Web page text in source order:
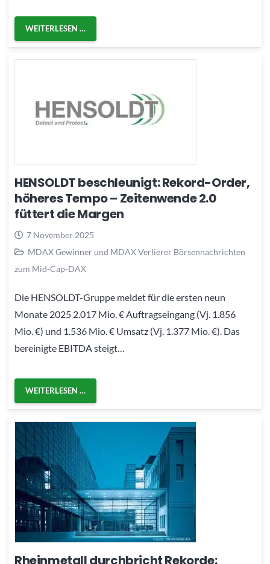
WEITERLESEN …
HENSOLDT beschleunigt: Rekord-Order,
höheres Tempo – Zeitenwende 2.0
füttert die Margen
7 November 2025
MDAX Gewinner und MDAX Verlierer Börsennachrichten
zum Mid-Cap-DAX
Die HENSOLDT-Gruppe meldet für die ersten neun
Monate 2025 2.017 Mio. € Auftragseingang (Vj. 1.856
Mio. €) und 1.536 Mio. € Umsatz (Vj. 1.377 Mio. €). Das
bereinigte EBITDA steigt…
WEITERLESEN …
Rheinmetall durchbricht Rekorde: